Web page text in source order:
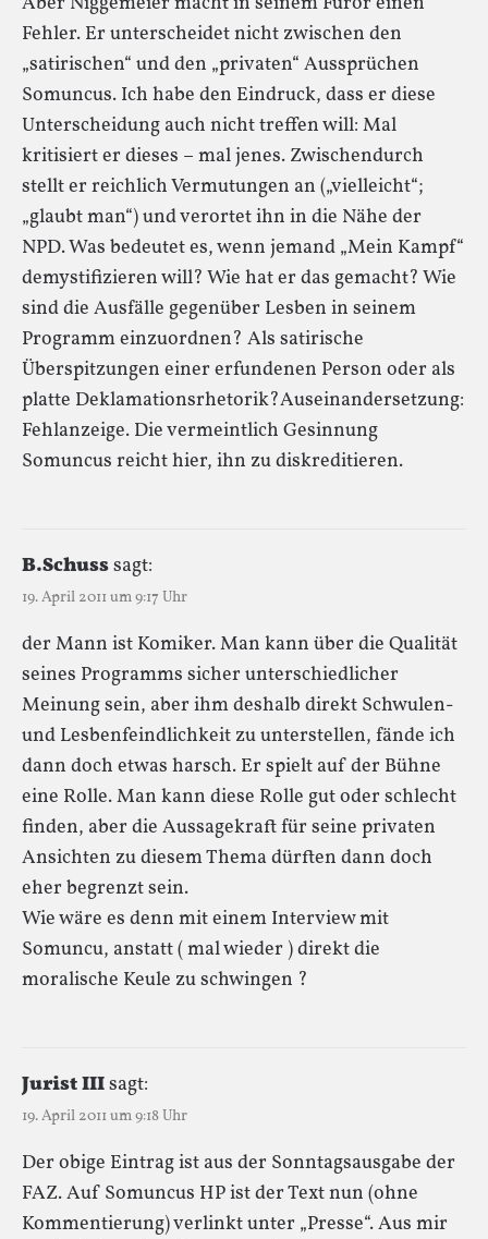
Fehler. Er unterscheidet nicht zwischen den
„satirischen“ und den „privaten“ Aussprüchen
Somuncus. Ich habe den Eindruck, dass er diese
Unterscheidung auch nicht treffen will: Mal
kritisiert er dieses – mal jenes. Zwischendurch
stellt er reichlich Vermutungen an („vielleicht“;
„glaubt man“) und verortet ihn in die Nähe der
NPD. Was bedeutet es, wenn jemand „Mein Kampf“
demystifizieren will? Wie hat er das gemacht? Wie
sind die Ausfälle gegenüber Lesben in seinem
Programm einzuordnen? Als satirische
Überspitzungen einer erfundenen Person oder als
platte Deklamationsrhetorik?Auseinandersetzung:
Fehlanzeige. Die vermeintlich Gesinnung
Somuncus reicht hier, ihn zu diskreditieren.
B.Schusssagt:
19. April 2011 um 9:17 Uhr
der Mann ist Komiker. Man kann über die Qualität
seines Programms sicher unterschiedlicher
Meinung sein, aber ihm deshalb direkt Schwulen-
und Lesbenfeindlichkeit zu unterstellen, fände ich
dann doch etwas harsch. Er spielt auf der Bühne
eine Rolle. Man kann diese Rolle gut oder schlecht
finden, aber die Aussagekraft für seine privaten
Ansichten zu diesem Thema dürften dann doch
eher begrenzt sein.
Wie wäre es denn mit einem Interview mit
Somuncu, anstatt ( mal wieder ) direkt die
moralische Keule zu schwingen ?
Jurist IIIsagt:
19. April 2011 um 9:18 Uhr
Der obige Eintrag ist aus der Sonntagsausgabe der
FAZ. Auf Somuncus HP ist der Text nun (ohne
Kommentierung) verlinkt unter „Presse“. Aus mir